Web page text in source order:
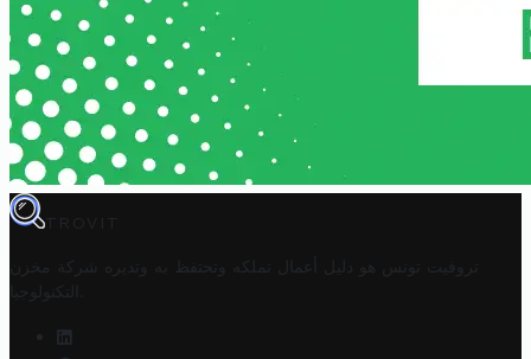
TROVIT
تروفيت تونس هو دليل أعمال تملكه وتحتفظ به وتديره
شركة مخزن
التكنولوجيا